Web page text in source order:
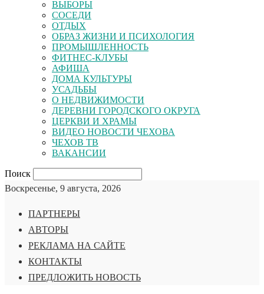
ВЫБОРЫ
СОСЕДИ
ОТДЫХ
ОБРАЗ ЖИЗНИ И ПСИХОЛОГИЯ
ПРОМЫШЛЕННОСТЬ
ФИТНЕС-КЛУБЫ
АФИША
ДОМА КУЛЬТУРЫ
УСАДЬБЫ
О НЕДВИЖИМОСТИ
ДЕРЕВНИ ГОРОДСКОГО ОКРУГА
ЦЕРКВИ И ХРАМЫ
ВИДЕО НОВОСТИ ЧЕХОВА
ЧЕХОВ ТВ
ВАКАНСИИ
Поиск
Воскресенье, 9 августа, 2026
ПАРТНЕРЫ
АВТОРЫ
РЕКЛАМА НА САЙТЕ
КОНТАКТЫ
ПРЕДЛОЖИТЬ НОВОСТЬ